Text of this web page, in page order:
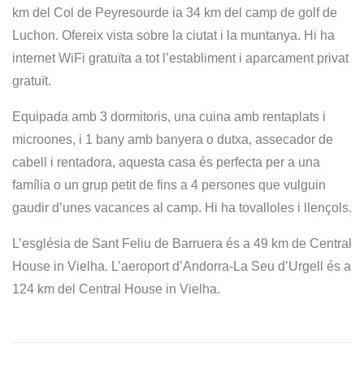
km del Col de Peyresourde ia 34 km del camp de golf de
Luchon. Ofereix vista sobre la ciutat i la muntanya. Hi ha
internet WiFi gratuïta a tot l’establiment i aparcament privat
gratuït.
Equipada amb 3 dormitoris, una cuina amb rentaplats i
microones, i 1 bany amb banyera o dutxa, assecador de
cabell i rentadora, aquesta casa és perfecta per a una
família o un grup petit de fins a 4 persones que vulguin
gaudir d’unes vacances al camp. Hi ha tovalloles i llençols.
L’església de Sant Feliu de Barruera és a 49 km de Central
House in Vielha. L’aeroport d’Andorra-La Seu d’Urgell és a
124 km del Central House in Vielha.